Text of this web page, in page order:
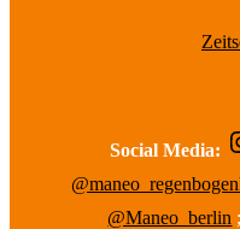
Social Media:
@Maneo_berlin ;